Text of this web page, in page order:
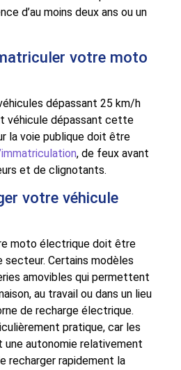
d’au moins deux ans ou un
votre moto
dépassant 25 km/h
véhicule dépassant cette
la voie publique doit être
, de feux avant
et de clignotants.
votre véhicule
moto électrique doit être
secteur. Certains modèles
amovibles qui permettent
au travail ou dans un lieu
de recharge électrique.
pratique, car les
une autonomie relativement
recharger rapidement la